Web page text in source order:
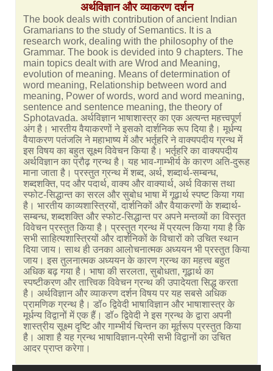
अर्थविज्ञान और व्याकरण दर्शन
The book deals with contribution of ancient Indian
Gramarians to the study of Semantics. It is a
research work, dealing with the philosophy of the
Grammar. The book is devided into 9 chapters. The
main topics dealt with are Wrod and Meaning,
evolution of meaning. Means of determination of
word meaning, Relationship between word and
meaning, Power of words, word and word meaning,
sentence and sentence meaning, the theory of
Sphotavada. अर्थविज्ञान भाषाशास्त्र का एक अत्यन्त महत्त्वपूर्ण
अंग है। भारतीय वैयाकरणों ने इसको दार्शनिक रूप दिया है। मूर्धन्य
वैयाकरण पतंजलि ने महाभाष्य में और भर्तृहरि ने वाक्यपदीय ग्रन्थ में
इस विषय का बहुत सूक्ष्म विवेचन किया है। भर्तृहरि का वाक्यपदीय
अर्थविज्ञान का प्रौढ़ ग्रन्थ है। यह भाव-गाम्भीर्य के कारण अति-दुरूह
माना जाता है। प्रस्तुत ग्रन्थ में शब्द, अर्थ, शब्दार्थ-सम्बन्ध,
शब्दशक्ति, पद और पदार्थ, वाक्य और वाक्यार्थ, अर्थ विकास तथा
स्फोट-सिद्धान्त का सरल और सुबोध भाषा में गूढ़ार्थ स्पष्ट किया गया
है। भारतीय काव्यशास्त्रियों, दार्शनिकों और वैयाकरणों के शब्दार्थ-
सम्बन्ध, शब्दशक्ति और स्फोट-सिद्धान्त पर अपने मन्तव्यों का विस्तृत
विवेचन प्रस्तुत किया है। प्रस्तुत ग्रन्थ में प्रयत्न किया गया है कि
सभी साहित्यशास्त्रियों और दार्शनिकों के विचारों को उचित स्थान
दिया जाय। साथ ही उनका आलोचनात्मक अध्ययन भी प्रस्तुत किया
जाय। इस तुलनात्मक अध्ययन के कारण ग्रन्थ का महत्त्व बहुत
अधिक बढ़ गया है। भाषा की सरलता, सुबोधता, गूढ़ार्थ का
स्पष्टीकरण और तात्त्विक विवेचन ग्रन्थ की उपादेयता सिद्ध करता
है। अर्थविज्ञान और व्याकरण दर्शन विषय पर यह सबसे अधिक
प्रामणिक ग्रन्थ है। डॉ० द्विवेदी भाषाविज्ञान और भाषाशास्त्र के
मूर्धन्य विद्वानों में एक हैं। डॉ० द्विवेदी ने इस ग्रन्थ के द्वारा अपनी
शास्त्रीय सूक्ष्म दृष्टि और गाम्भीर्य चिन्तन का मूर्तरूप प्रस्तुत किया
है। आशा है यह ग्रन्थ भाषाविज्ञान-प्रेमी सभी विद्वानों का उचित
आदर प्राप्त करेगा।